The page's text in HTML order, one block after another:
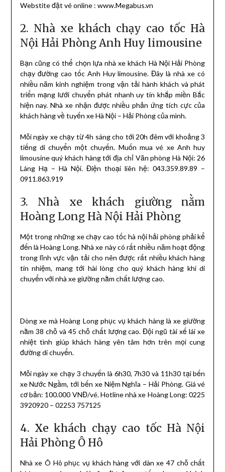
Webstite đặt vé online : www.Megabus.vn
2. Nhà xe khách chạy cao tốc Hà
Nội Hải Phòng Anh Huy limousine
Bạn cũng có thể chọn lựa nhà xe khách Hà Nội Hải Phòng
chạy đường cao tốc Anh Huy limousine. Đây là nhà xe có
nhiều năm kinh nghiệm trong vận tải hành khách và phát
triển mạng lưới chuyển phát nhanh uy tín khắp miền Bắc
hiện nay. Nhà xe nhận được nhiều phản ứng tích cực của
khách hàng về tuyến xe Hà Nội – Hải Phòng của mình.
Mỗi ngày xe chạy từ 4h sáng cho tới 20h đêm với khoảng 3
tiếng di chuyển một chuyến. Muốn mua vé xe Anh huy
limousine quý khách hàng tới địa chỉ Văn phòng Hà Nội: 26
Láng Hạ – Hà Nội. Điện thoại liên hệ: 043.359.89.89 –
0911.863.919
3. Nhà xe khách giường nằm
Hoàng Long Hà Nội Hải Phòng
Một trong những xe chạy cao tốc hà nội hải phòng phải kể
đến là Hoàng Long. Nhà xe này có rất nhiều năm hoạt động
trong lĩnh vực vận tải cho nên được rất nhiều khách hàng
tín nhiệm, mang tới hài lòng cho quý khách hàng khi di
chuyển với nhà xe giường nằm chất lượng cao.
Dòng xe mà Hoàng Long phục vụ khách hàng là xe giường
nằm 38 chỗ và 45 chỗ chất lượng cao. Đội ngũ tài xế lái xe
nhiệt tình giúp khách hàng yên tâm hơn trên mọi cung
đường di chuyển.
Mỗi ngày xe chạy 3 chuyến là 6h30, 7h30 và 11h30 tại bến
xe Nước Ngầm, tới bến xe Niệm Nghĩa – Hải Phòng. Giá vé
cơ bản: 100.000 VNĐ/vé. Hotline nhà xe Hoàng Long: 0225
3920920 – 02253 757125
4. Xe khách chạy cao tốc Hà Nội
Hải Phòng Ô Hô
Nhà xe Ô Hô phục vụ khách hàng với dàn xe 47 chỗ chất